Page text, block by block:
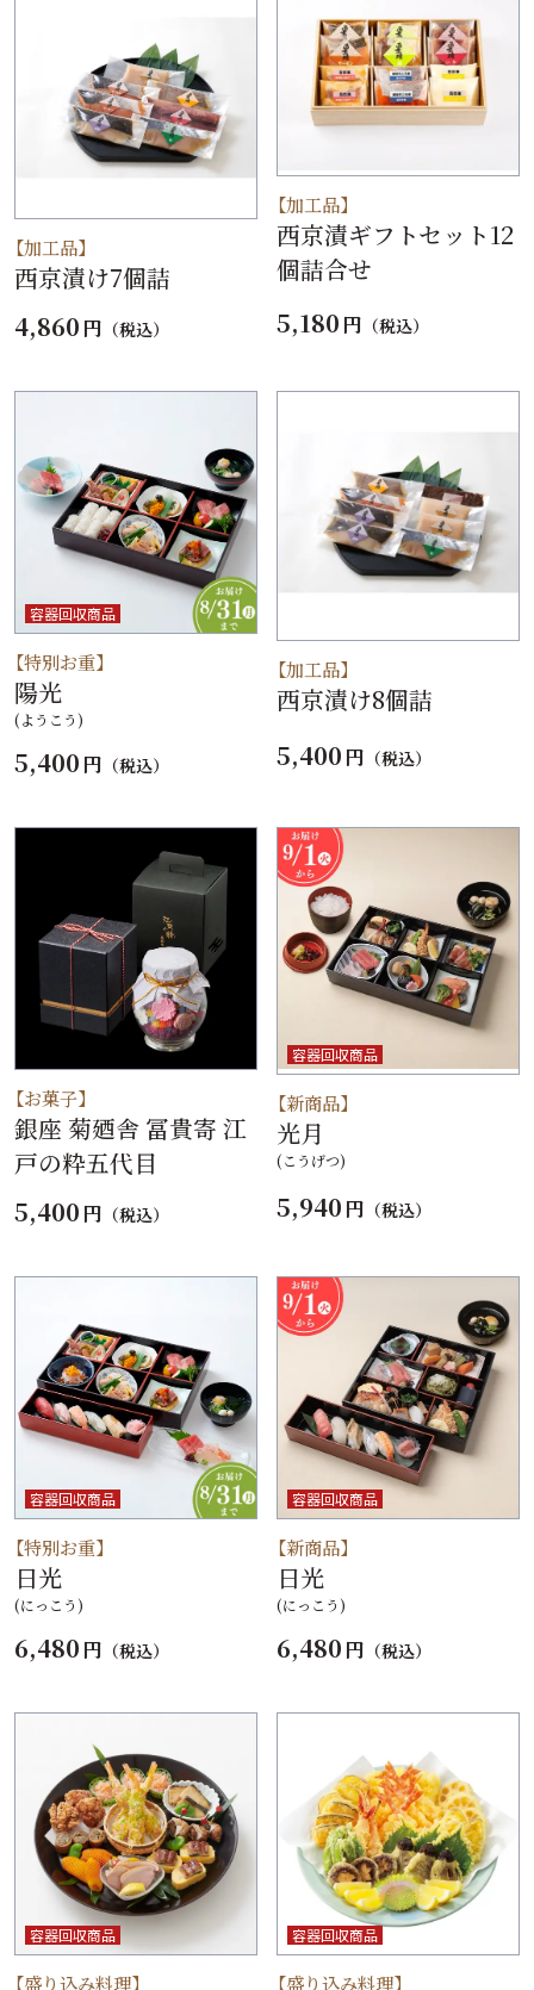
【加工品】
西京漬け7個詰
4,860 円 （税込）
【加工品】
西京漬ギフトセット12
個詰合せ
5,180 円 （税込）
容器回収商品
【特別お重】
陽光
(ようこう)
5,400 円 （税込）
【加工品】
西京漬け8個詰
5,400 円 （税込）
【お菓子】
銀座 菊廼舎 冨貴寄 江
戸の粋五代目
5,400 円 （税込）
容器回収商品
【新商品】
光月
(こうげつ)
5,940 円 （税込）
容器回収商品
【特別お重】
日光
(にっこう)
6,480 円 （税込）
容器回収商品
【新商品】
日光
(にっこう)
6,480 円 （税込）
容器回収商品
【盛り込み料理】
容器回収商品
【盛り込み料理】